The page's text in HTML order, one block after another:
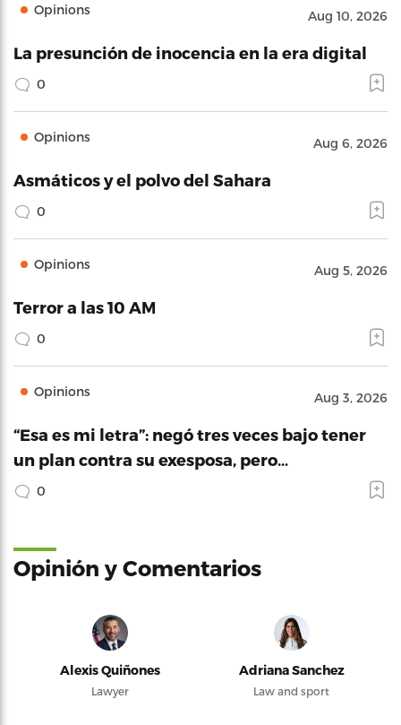
Opinions Aug 10, 2026
La presunción de inocencia en la era digital
0
Opinions Aug 6, 2026
Asmáticos y el polvo del Sahara
0
Opinions Aug 5, 2026
Terror a las 10 AM
0
Opinions Aug 3, 2026
“Esa es mi letra”: negó tres veces bajo tener
un plan contra su exesposa, pero…
0
Opinión y Comentarios
Alexis Quiñones
Lawyer
Adriana Sanchez
Law and sport